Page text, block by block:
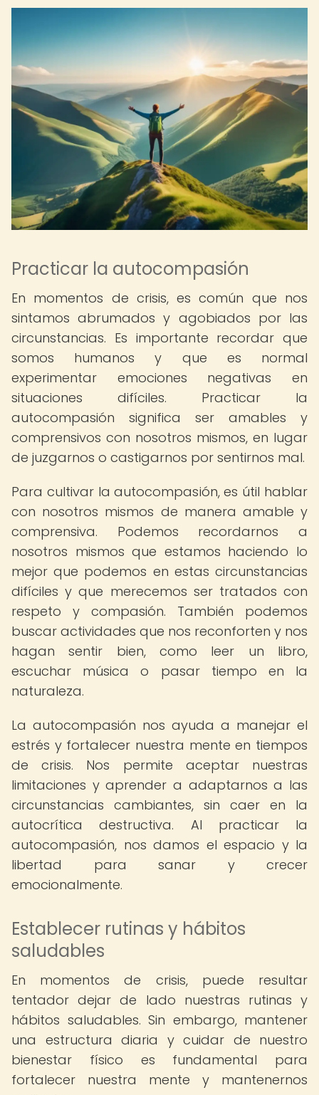
Practicar la autocompasión
En momentos de crisis, es común que nos
sintamos abrumados y agobiados por las
circunstancias. Es importante recordar que
somos humanos y que es normal
experimentar emociones negativas en
situaciones difíciles. Practicar la
autocompasión significa ser amables y
comprensivos con nosotros mismos, en lugar
de juzgarnos o castigarnos por sentirnos mal.
Para cultivar la autocompasión, es útil hablar
con nosotros mismos de manera amable y
comprensiva. Podemos recordarnos a
nosotros mismos que estamos haciendo lo
mejor que podemos en estas circunstancias
difíciles y que merecemos ser tratados con
respeto y compasión. También podemos
buscar actividades que nos reconforten y nos
hagan sentir bien, como leer un libro,
escuchar música o pasar tiempo en la
naturaleza.
La autocompasión nos ayuda a manejar el
estrés y fortalecer nuestra mente en tiempos
de crisis. Nos permite aceptar nuestras
limitaciones y aprender a adaptarnos a las
circunstancias cambiantes, sin caer en la
autocrítica destructiva. Al practicar la
autocompasión, nos damos el espacio y la
libertad para sanar y crecer
emocionalmente.
Establecer rutinas y hábitos
saludables
En momentos de crisis, puede resultar
tentador dejar de lado nuestras rutinas y
hábitos saludables. Sin embargo, mantener
una estructura diaria y cuidar de nuestro
bienestar físico es fundamental para
fortalecer nuestra mente y mantenernos